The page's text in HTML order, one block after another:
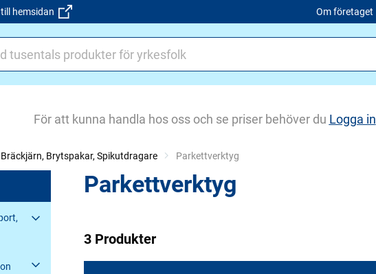
till hemsidan Om företaget
För att kunna handla hos oss och se priser behöver du Logga in
Bräckjärn, Brytspakar, Spikutdragare Current:
Parkettverktyg
Parkettverktyg
3 Produkter